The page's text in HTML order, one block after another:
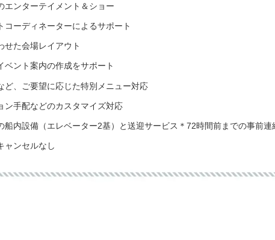
エンターテイメント＆ショー
コーディネーターによるサポート
せた会場レイアウト
ベント案内の作成をサポート
ど、ご要望に応じた特別メニュー対応
ン手配などのカスタマイズ対応
船内設備（エレベーター2基）と送迎サービス＊72時間前までの事前連
ャンセルなし